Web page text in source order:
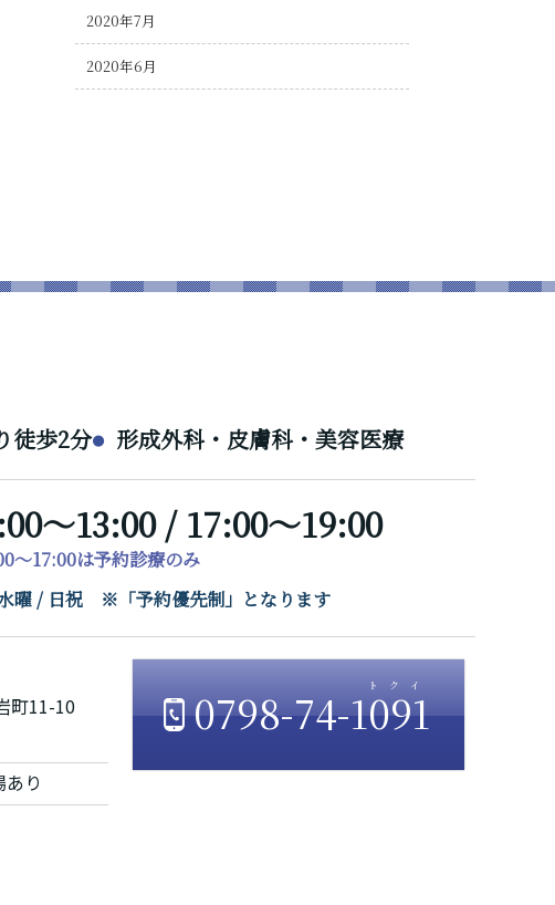
2020年7月
2020年6月
徒歩2分 形成外科・皮膚科・美容医療
～13:00 / 17:00～19:00
～17:00は予約診療のみ
曜 / 日祝 ※「予約優先制」となります
町11-10
り
0798-74-1091